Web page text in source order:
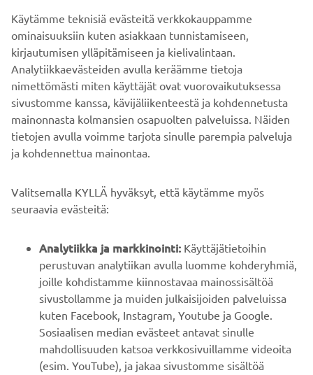
YRITYS
B2B
YAMAHA MUUALLA
ASIAKASTUKI
UUTISKIRJE
erikoistapahtumista, uusista julkaisuista ja paljon muuta...
TILAA
Lue tietosuojakäytäntömme saadaksesi tietää, miten
käsittelemme henkilötietojasi:Tietosuoja ja evästeet -sivustolta
Käytämme teknisiä evästeitä verkkokauppamme
ominaisuuksiin kuten asiakkaan tunnistamiseen,
kirjautumisen ylläpitämiseen ja kielivalintaan.
Analytiikkaevästeiden avulla keräämme tietoja
nimettömästi miten käyttäjät ovat vuorovaikutuksessa
sivustomme kanssa, kävijäliikenteestä ja kohdennetusta
mainonnasta kolmansien osapuolten palveluissa. Näiden
tietojen avulla voimme tarjota sinulle parempia palveluja
ja kohdennettua mainontaa.
Valitsemalla KYLLÄ hyväksyt, että käytämme myös
seuraavia evästeitä:
Analytiikka ja markkinointi: Käyttäjätietoihin
perustuvan analytiikan avulla luomme kohderyhmiä,
joille kohdistamme kiinnostavaa mainossisältöä
sivustollamme ja muiden julkaisijoiden palveluissa
kuten Facebook, Instagram, Youtube ja Google.
Sosiaalisen median evästeet antavat sinulle
mahdollisuuden katsoa verkkosivuillamme videoita
(esim. YouTube), ja jakaa sivustomme sisältöä